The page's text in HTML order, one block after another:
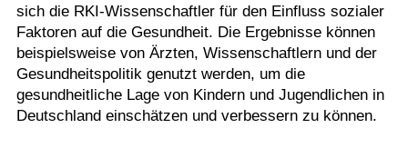
sich die RKI-Wissenschaftler für den Einfluss sozialer
Faktoren auf die Gesundheit. Die Ergebnisse können
beispielsweise von Ärzten, Wissenschaftlern und der
Gesundheitspolitik genutzt werden, um die
gesundheitliche Lage von Kindern und Jugendlichen in
Deutschland einschätzen und verbessern zu können.